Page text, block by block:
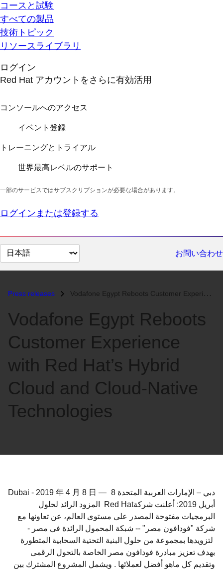
コースと試験
すべての製品
技術トピック
リソースライブラリ
ログイン
Red Hat アカウントをさらに有効活用
コンソールへのアクセス
イベント登録
トレーニングとトライアル
世界最高レベルのサポート
一部のサービスではサブスクリプションが必要な場合があります。
ログインまたは登録する
ペ
ー
の
お問い合わせ
Press releases Vodafone Egypt Reboots Customer Experience with Red Hat’s Hybrid Cloud...
Vodafone Egypt Reboots
Customer Experience
with Red Hat’s Hybrid
Cloud and Cloud-Native
Technologies
Dubai - 2019 年 4 月 8 日 — دبي – الإمارات العربية المتحدة 8
أبريل 2019: أعلنت شركةRed Hat المزود الرائد لحلول
البرمجيات مفتوحة المصدر على مستوى العالم، عن تعاونها مع
شركة "فودافون مصر" -- شبكة المحمول الرائدة فى مصر -
لتزويدها بمجموعة من حلول البنية التحتية السحابية المتطورة
بهدف تعزيز مبادرة فودافون مصر الخاصة بالتحول الرقمى
وتقديم كل ماهو أفضل لعملائها . ويشمل المشروع المشترك بين